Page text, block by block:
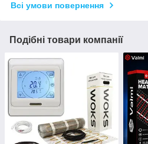
Всі умови повернення
Подібні товари компанії